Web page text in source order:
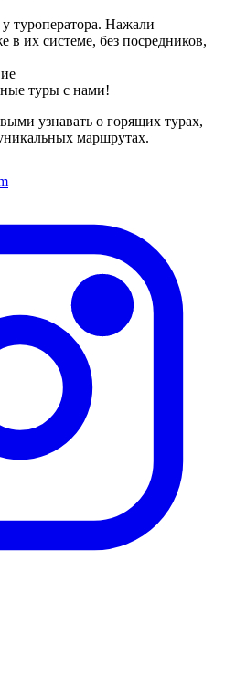
туроператора. Нажали
их системе, без посредников,
туры с нами!
узнавать о горящих турах,
маршрутах.